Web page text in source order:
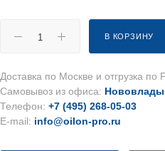
В КОРЗИНУ
Доставка по Москве и отгрузка
Самовывоз из офиса:
Телефон:+7 (495) 268-05-03
E-mail: info@oilon-pro.ru